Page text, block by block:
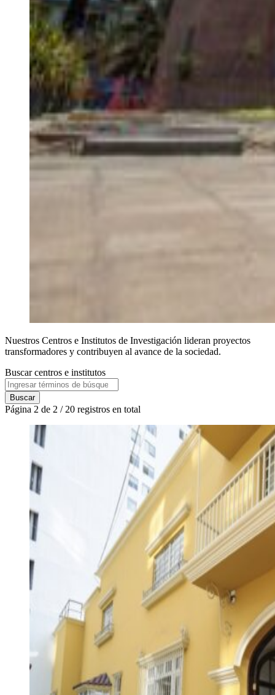
Nuestros Centros e Institutos de Investigación lideran proyectos
transformadores y contribuyen al avance de la sociedad.
Buscar centros e institutos
Buscar
Página 2 de 2 / 20 registros en total